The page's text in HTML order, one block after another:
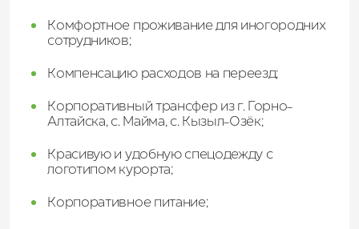
Комфортное проживание для иногородних
сотрудников;
Компенсацию расходов на переезд;
Корпоративный трансфер из г. Горно-
Алтайска, с. Майма, с. Кызыл-Озёк;
Красивую и удобную спецодежду с
логотипом курорта;
Корпоративное питание;